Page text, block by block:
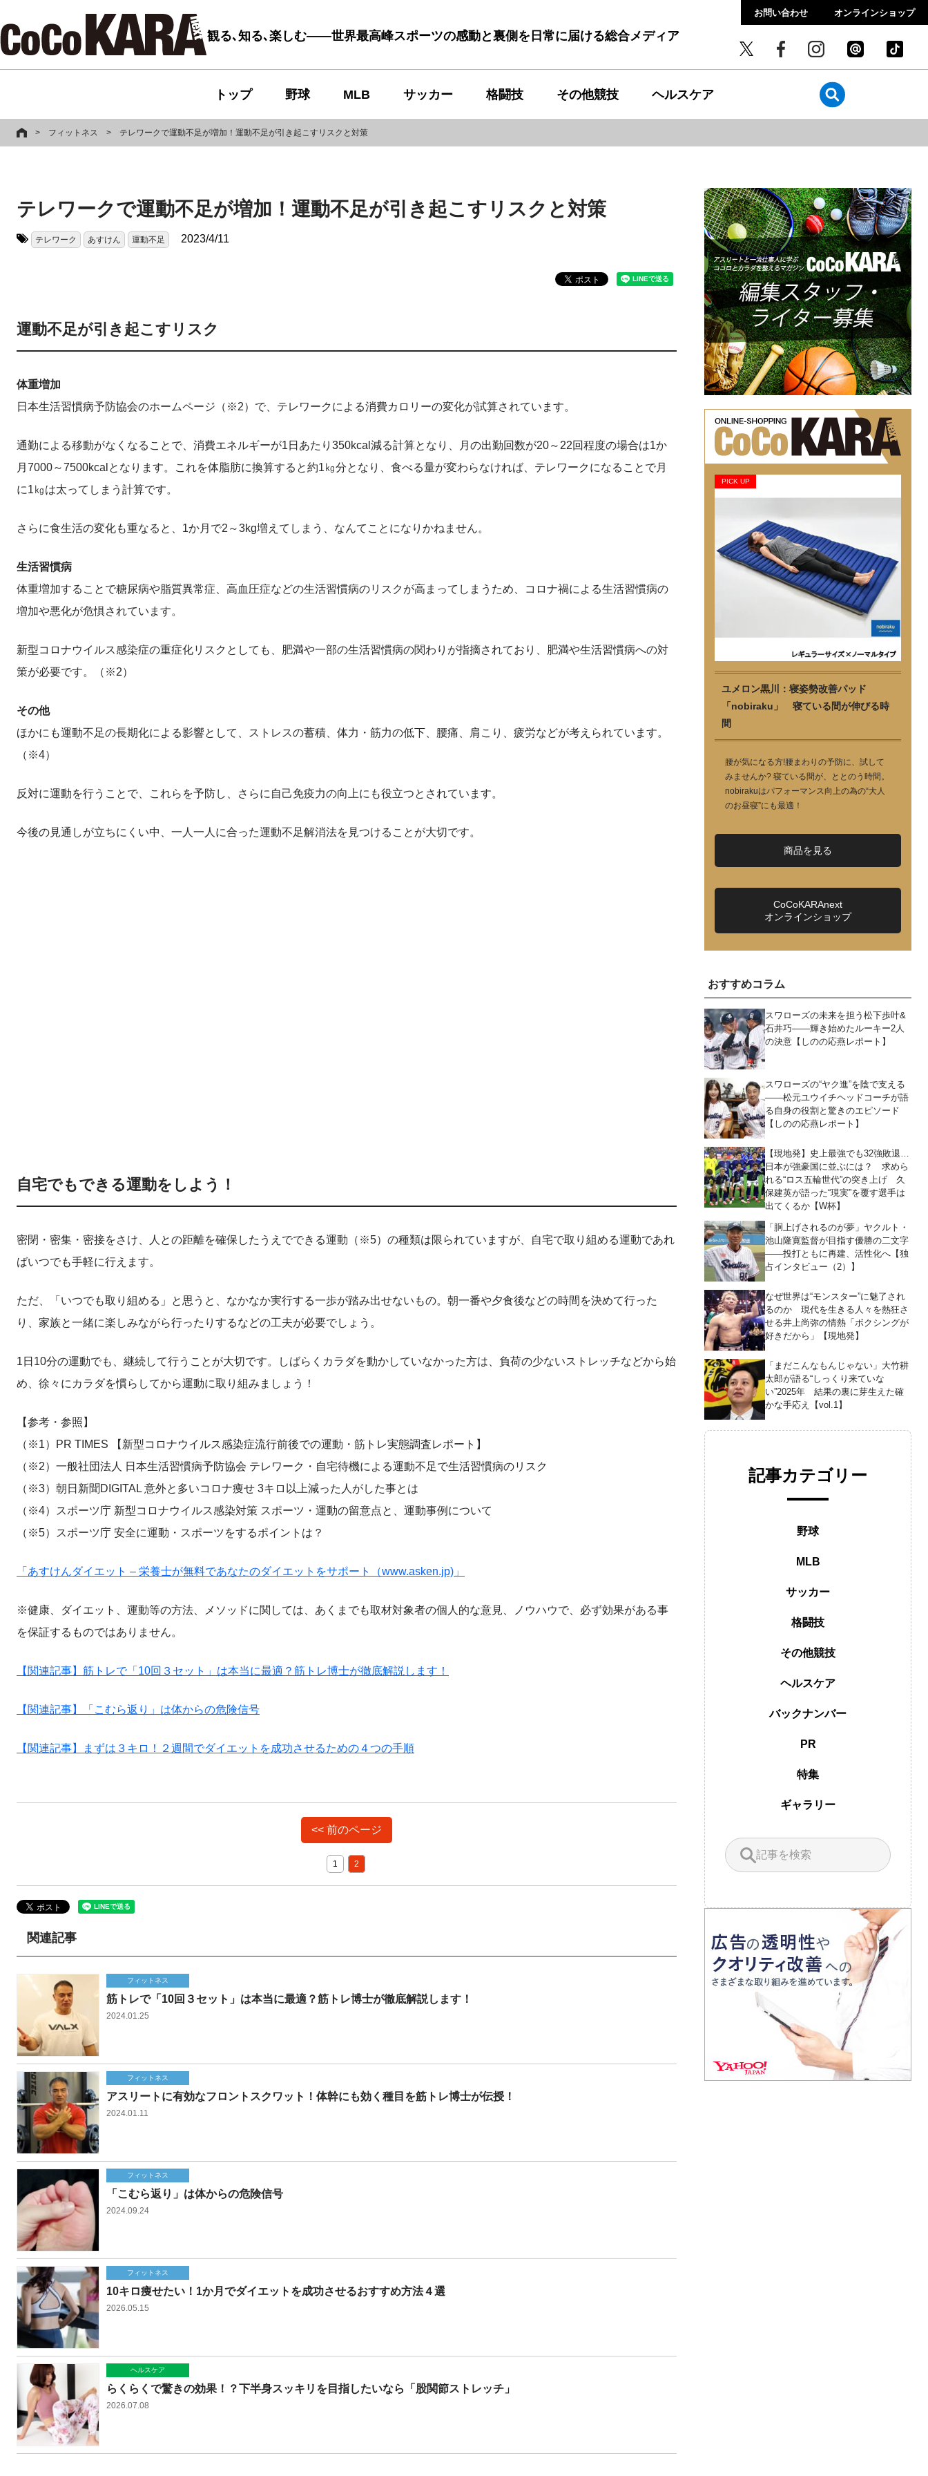
観る､知る､楽しむ――世界最高峰スポーツの感動と裏側を日常に届ける総合メディア
お問い合わせ オンラインショップ
トップ 野球 MLB サッカー 格闘技 その他競技 ヘルスケア
> フィットネス > テレワークで運動不足が増加！運動不足が引き起こすリスクと対策
テレワークで運動不足が増加！運動不足が引き起こすリスクと対策
テレワーク あすけん 運動不足 2023/4/11
運動不足が引き起こすリスク
体重増加
日本生活習慣病予防協会のホームページ（※2）で、テレワークによる消費カロリーの変化が試算されています。
通勤による移動がなくなることで、消費エネルギーが1日あたり350kcal減る計算となり、月の出勤回数が20～22回程度の場合は1か
月7000～7500kcalとなります。これを体脂肪に換算すると約1㎏分となり、食べる量が変わらなければ、テレワークになることで月
に1㎏は太ってしまう計算です。
さらに食生活の変化も重なると、1か月で2～3kg増えてしまう、なんてことになりかねません。
生活習慣病
体重増加することで糖尿病や脂質異常症、高血圧症などの生活習慣病のリスクが高まってしまうため、コロナ禍による生活習慣病の
増加や悪化が危惧されています。
新型コロナウイルス感染症の重症化リスクとしても、肥満や一部の生活習慣病の関わりが指摘されており、肥満や生活習慣病への対
策が必要です。（※2）
その他
ほかにも運動不足の長期化による影響として、ストレスの蓄積、体力・筋力の低下、腰痛、肩こり、疲労などが考えられています。
（※4）
反対に運動を行うことで、これらを予防し、さらに自己免疫力の向上にも役立つとされています。
今後の見通しが立ちにくい中、一人一人に合った運動不足解消法を見つけることが大切です。
自宅でもできる運動をしよう！
密閉・密集・密接をさけ、人との距離を確保したうえでできる運動（※5）の種類は限られていますが、自宅で取り組める運動であれ
ばいつでも手軽に行えます。
ただ、「いつでも取り組める」と思うと、なかなか実行する一歩が踏み出せないもの。朝一番や夕食後などの時間を決めて行った
り、家族と一緒に楽しみながら行ったりするなどの工夫が必要でしょう。
1日10分の運動でも、継続して行うことが大切です。しばらくカラダを動かしていなかった方は、負荷の少ないストレッチなどから始
め、徐々にカラダを慣らしてから運動に取り組みましょう！
【参考・参照】
（※1）PR TIMES 【新型コロナウイルス感染症流行前後での運動・筋トレ実態調査レポート】
（※2）一般社団法人 日本生活習慣病予防協会 テレワーク・自宅待機による運動不足で生活習慣病のリスク
（※3）朝日新聞DIGITAL 意外と多いコロナ痩せ 3キロ以上減った人がした事とは
（※4）スポーツ庁 新型コロナウイルス感染対策 スポーツ・運動の留意点と、運動事例について
（※5）スポーツ庁 安全に運動・スポーツをするポイントは？
「あすけんダイエット – 栄養士が無料であなたのダイエットをサポート（www.asken.jp)」
※健康、ダイエット、運動等の方法、メソッドに関しては、あくまでも取材対象者の個人的な意見、ノウハウで、必ず効果がある事
を保証するものではありません。
【関連記事】筋トレで「10回３セット」は本当に最適？筋トレ博士が徹底解説します！
【関連記事】「こむら返り」は体からの危険信号
【関連記事】まずは３キロ！２週間でダイエットを成功させるための４つの手順
<< 前のページ
1 2
関連記事
フィットネス
筋トレで「10回３セット」は本当に最適？筋トレ博士が徹底解説します！
2024.01.25
フィットネス
アスリートに有効なフロントスクワット！体幹にも効く種目を筋トレ博士が伝授！
2024.01.11
フィットネス
「こむら返り」は体からの危険信号
2024.09.24
フィットネス
10キロ痩せたい！1か月でダイエットを成功させるおすすめ方法４選
2026.05.15
ヘルスケア
らくらくで驚きの効果！？下半身スッキリを目指したいなら「股関節ストレッチ」
2026.07.08
PICK UP
ユメロン黒川：寝姿勢改善パッド
「nobiraku」 寝ている間が伸びる時
間
腰が気になる方!腰まわりの予防に、試して
みませんか? 寝ている間が、ととのう時間。
nobirakuはパフォーマンス向上の為の“大人
のお昼寝”にも最適！
商品を見る
CoCoKARAnext
オンラインショップ
おすすめコラム
スワローズの未来を担う松下歩叶&
石井巧――輝き始めたルーキー2人
の決意【しのの応燕レポート】
スワローズの“ヤク進”を陰で支える
――松元ユウイチヘッドコーチが語
る自身の役割と驚きのエピソード
【しのの応燕レポート】
【現地発】史上最強でも32強敗退…
日本が強豪国に並ぶには？ 求めら
れる“ロス五輪世代”の突き上げ 久
保建英が語った“現実”を覆す選手は
出てくるか【W杯】
「胴上げされるのが夢」ヤクルト・
池山隆寛監督が目指す優勝の二文字
――投打ともに再建、活性化へ【独
占インタビュー（2）】
なぜ世界は“モンスター”に魅了され
るのか 現代を生きる人々を熱狂さ
せる井上尚弥の情熱「ボクシングが
好きだから」【現地発】
「まだこんなもんじゃない」大竹耕
太郎が語る“しっくり来ていな
い”2025年 結果の裏に芽生えた確
かな手応え【vol.1】
記事カテゴリー
野球
MLB
サッカー
格闘技
その他競技
ヘルスケア
バックナンバー
PR
特集
ギャラリー